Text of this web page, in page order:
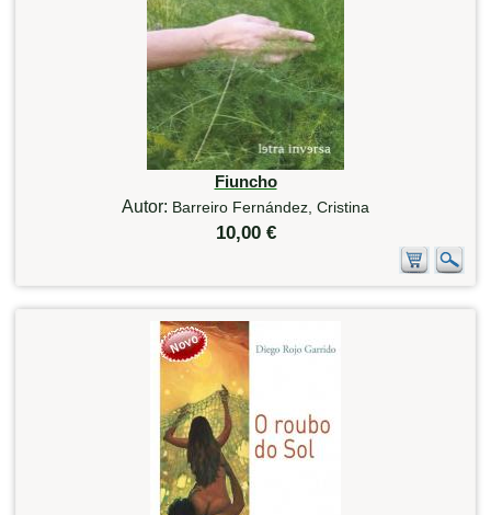
Fiuncho
Autor: Barreiro Fernández, Cristina
10,00 €